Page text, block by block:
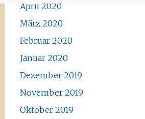
April 2020
März 2020
Februar 2020
Januar 2020
Dezember 2019
November 2019
Oktober 2019